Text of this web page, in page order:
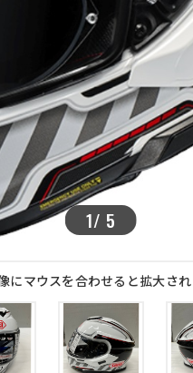
1/ 5
にマウスを合わせると拡大さ